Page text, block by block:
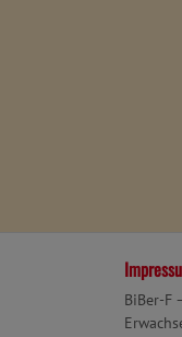
BiBer-F